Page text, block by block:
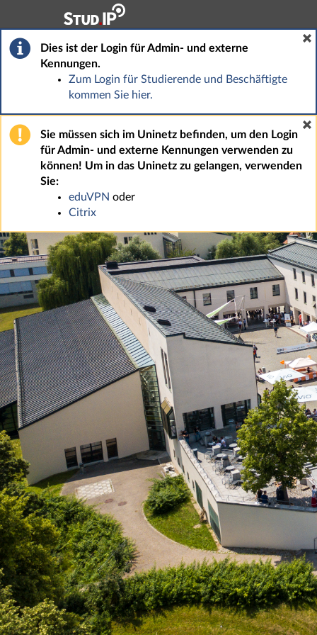
Hauptnavigation
Fußzeile
Dies ist der Login für Admin- und externe
Kennungen.
Zum Login für Studierende und Beschäftigte
kommen Sie hier.
Sie müssen sich im Uninetz befinden, um den Login
für Admin- und externe Kennungen verwenden zu
können! Um in das Uninetz zu gelangen, verwenden
Sie:
eduVPN oder
Citrix